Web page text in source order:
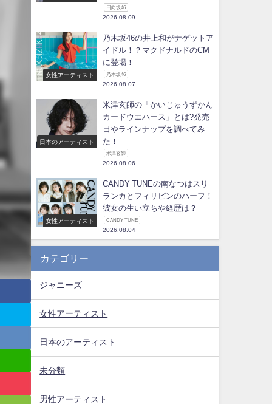
日向坂46
2026.08.09
女性アーティスト
乃木坂46の井上和がナゲットア
イドル！？マクドナルドのCM
に登場！
乃木坂46
2026.08.07
日本のアーティスト
米津玄師の「かいじゅうずかん
カードウエハース」とは?発売
日やラインナップを調べてみ
た！
米津玄師
2026.08.06
女性アーティスト
CANDY TUNEの南なつはスリ
ランカとフィリピンのハーフ！
彼女の生い立ちや経歴は？
CANDY TUNE
2026.08.04
カテゴリー
ジャニーズ
女性アーティスト
日本のアーティスト
未分類
男性アーティスト